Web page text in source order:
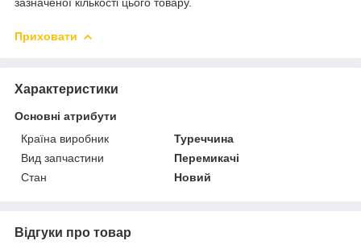
Приховати
Характеристики
Основні атрибути
Країна виробник
Туреччина
Вид запчастини
Перемикачі
Стан
Новий
Відгуки про товар